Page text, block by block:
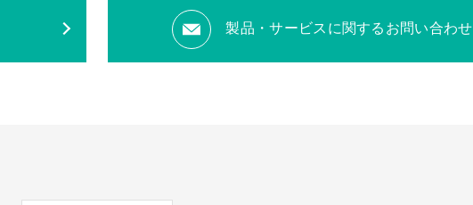
製品・サービスに関するお問い合わせ